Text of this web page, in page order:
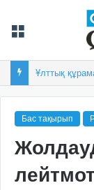
Ұлттық
Бас тақырып